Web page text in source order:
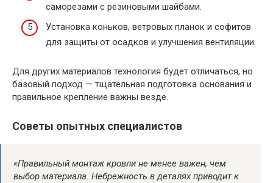
саморезами с резиновыми шайбами.
Установка коньков, ветровых планок и софитов
для защиты от осадков и улучшения вентиляции.
Для других материалов технология будет отличаться, но
базовый подход — тщательная подготовка основания и
правильное крепление важны везде.
Советы опытных специалистов
«Правильный монтаж кровли не менее важен, чем
выбор материала. Небрежность в деталях приводит к